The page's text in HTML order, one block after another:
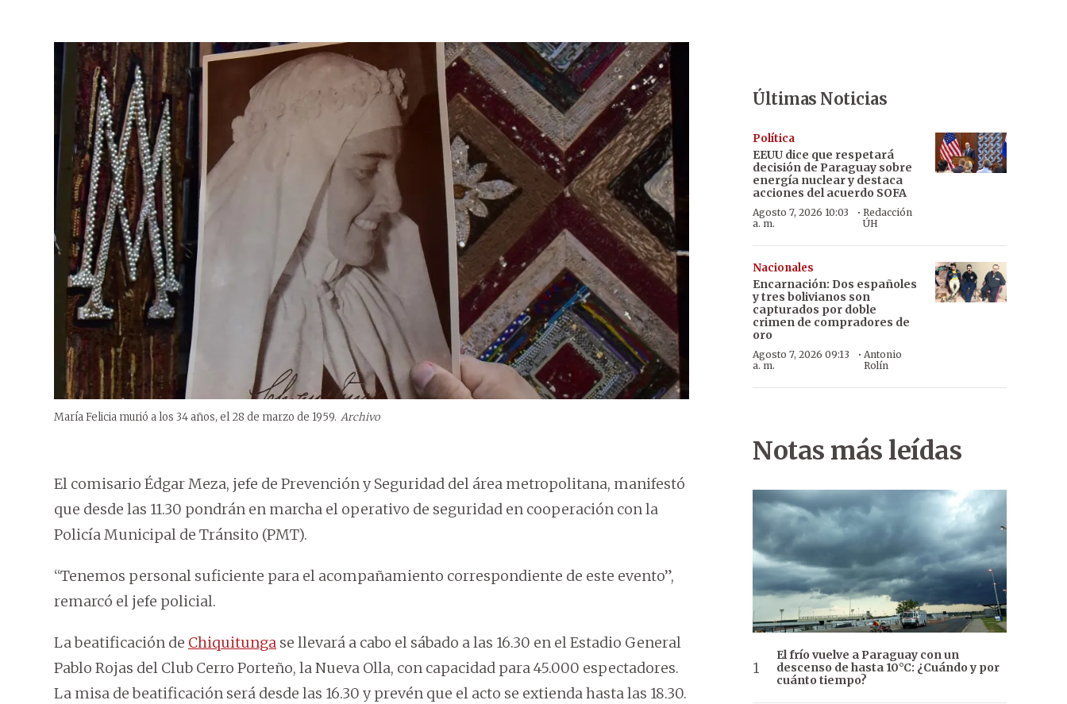
María Felicia murió a los 34 años, el 28 de marzo de 1959. Archivo
El comisario Édgar Meza, jefe de Prevención y Seguridad del área metropolitana, manifestó
que desde las 11.30 pondrán en marcha el operativo de seguridad en cooperación con la
Policía Municipal de Tránsito (PMT).
“Tenemos personal suficiente para el acompañamiento correspondiente de este evento”,
remarcó el jefe policial.
La beatificación de Chiquitunga se llevará a cabo el sábado a las 16.30 en el Estadio General
Pablo Rojas del Club Cerro Porteño, la Nueva Olla, con capacidad para 45.000 espectadores.
La misa de beatificación será desde las 16.30 y prevén que el acto se extienda hasta las 18.30.
Últimas Noticias
Política
EEUU dice que respetará
decisión de Paraguay sobre
energía nuclear y destaca
acciones del acuerdo SOFA
Agosto 7, 2026 10:03
a. m.
· Redacción
ÚH
Nacionales
Encarnación: Dos españoles
y tres bolivianos son
capturados por doble
crimen de compradores de
oro
Agosto 7, 2026 09:13
a. m.
·Antonio
Rolín
Notas más leídas
El frío vuelve a Paraguay con un
descenso de hasta 10°C: ¿Cuándo y por
cuánto tiempo?